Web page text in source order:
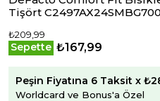
Tişört C2497AX24SMBG700
₺209,99
Sepette ₺167,99
Peşin Fiyatına 6 Taksit x
Worldcard ve Bonus'a Özel